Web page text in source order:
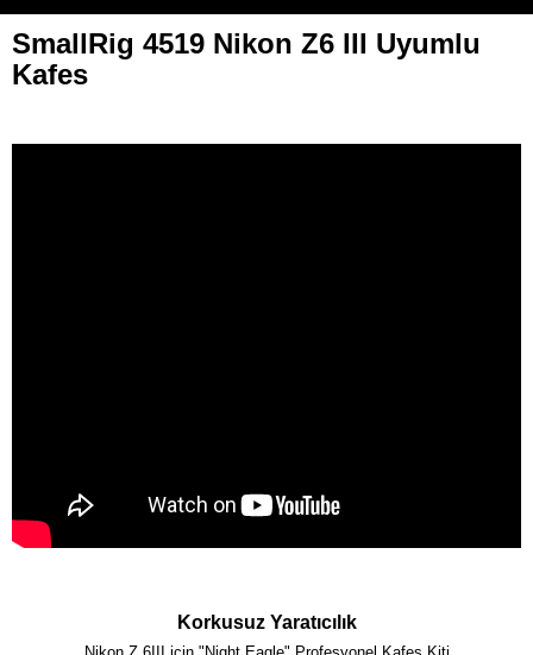
SmallRig 4519 Nikon Z6 III Uyumlu
Kafes
Korkusuz Yaratıcılık
Nikon Z 6III için "Night Eagle" Profesyonel Kafes Kiti